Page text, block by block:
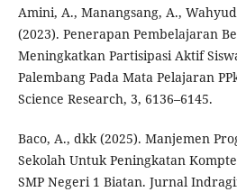
Amini, A., Manangsang, A.,
(2023). Penerapan Pembelajaran
Meningkatkan Partisipasi Aktif
Palembang Pada Mata Pelajaran
Science Research, 3, 6136–6145.
Baco, A., dkk (2025). Manjemen
Sekolah Untuk Peningkatan
SMP Negeri 1 Biatan. Jurnal